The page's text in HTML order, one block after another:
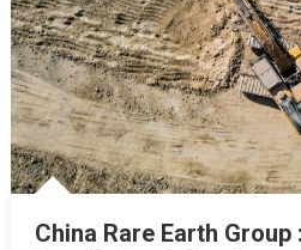
China Rare Earth Group